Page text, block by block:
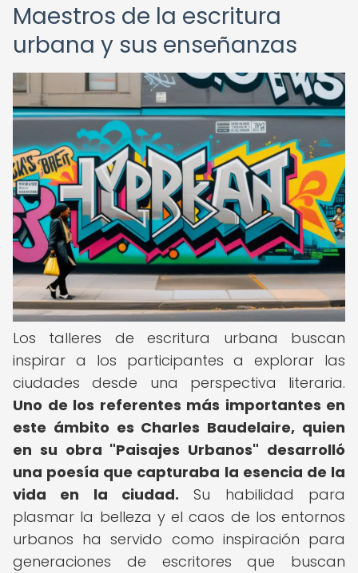
Maestros de la escritura
urbana y sus enseñanzas
Los talleres de escritura urbana buscan
inspirar a los participantes a explorar las
ciudades desde una perspectiva literaria.
Uno de los referentes más importantes en
este ámbito es Charles Baudelaire, quien
en su obra "Paisajes Urbanos" desarrolló
una poesía que capturaba la esencia de la
vida en la ciudad. Su habilidad para
plasmar la belleza y el caos de los entornos
urbanos ha servido como inspiración para
generaciones de escritores que buscan